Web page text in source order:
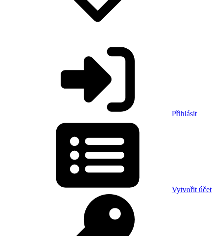
Přihlásit
Vytvořit účet